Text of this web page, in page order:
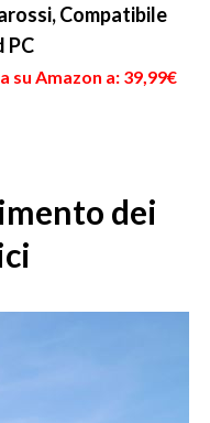
Compatibile
PC
su Amazon a: 39,99€
dei